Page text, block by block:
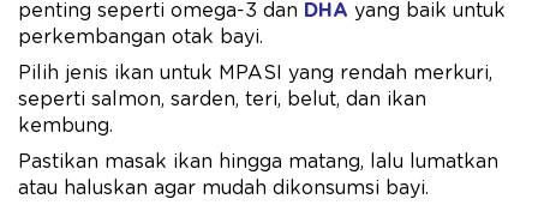
penting seperti omega-3 dan DHA yang baik untuk
perkembangan otak bayi.
Pilih jenis ikan untuk MPASI yang rendah merkuri,
seperti salmon, sarden, teri, belut, dan ikan
kembung.
Pastikan masak ikan hingga matang, lalu lumatkan
atau haluskan agar mudah dikonsumsi bayi.